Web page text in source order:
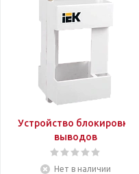
Устройство блокировки
выводов
Нет в наличии